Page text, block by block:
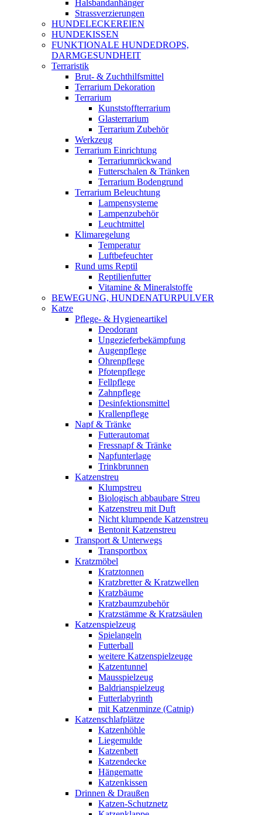
Halsbandanhänger
Strassverzierungen
HUNDELECKEREIEN
HUNDEKISSEN
FUNKTIONALE HUNDEDROPS,
DARMGESUNDHEIT
Terraristik
Brut- & Zuchthilfsmittel
Terrarium Dekoration
Terrarium
Kunststoffterrarium
Glasterrarium
Terrarium Zubehör
Werkzeug
Terrarium Einrichtung
Terrariumrückwand
Futterschalen & Tränken
Terrarium Bodengrund
Terrarium Beleuchtung
Lampensysteme
Lampenzubehör
Leuchtmittel
Klimaregelung
Temperatur
Luftbefeuchter
Rund ums Reptil
Reptilienfutter
Vitamine & Mineralstoffe
BEWEGUNG, HUNDENATURPULVER
Katze
Pflege- & Hygieneartikel
Deodorant
Ungezieferbekämpfung
Augenpflege
Ohrenpflege
Pfotenpflege
Fellpflege
Zahnpflege
Desinfektionsmittel
Krallenpflege
Napf & Tränke
Futterautomat
Fressnapf & Tränke
Napfunterlage
Trinkbrunnen
Katzenstreu
Klumpstreu
Biologisch abbaubare Streu
Katzenstreu mit Duft
Nicht klumpende Katzenstreu
Bentonit Katzenstreu
Transport & Unterwegs
Transportbox
Kratzmöbel
Kratztonnen
Kratzbretter & Kratzwellen
Kratzbäume
Kratzbaumzubehör
Kratzstämme & Kratzsäulen
Katzenspielzeug
Spielangeln
Futterball
weitere Katzenspielzeuge
Katzentunnel
Mausspielzeug
Baldrianspielzeug
Futterlabyrinth
mit Katzenminze (Catnip)
Katzenschlafplätze
Katzenhöhle
Liegemulde
Katzenbett
Katzendecke
Hängematte
Katzenkissen
Drinnen & Draußen
Katzen-Schutznetz